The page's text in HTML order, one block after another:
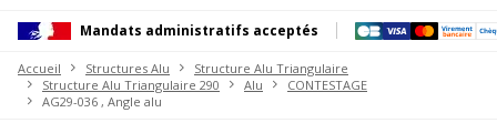
Mandats administratifs acceptés
Accueil Structures Alu
Structure Alu Triangulaire
Structure Alu Triangulaire 290
Alu
CONTESTAGE
AG29-036 , Angle alu